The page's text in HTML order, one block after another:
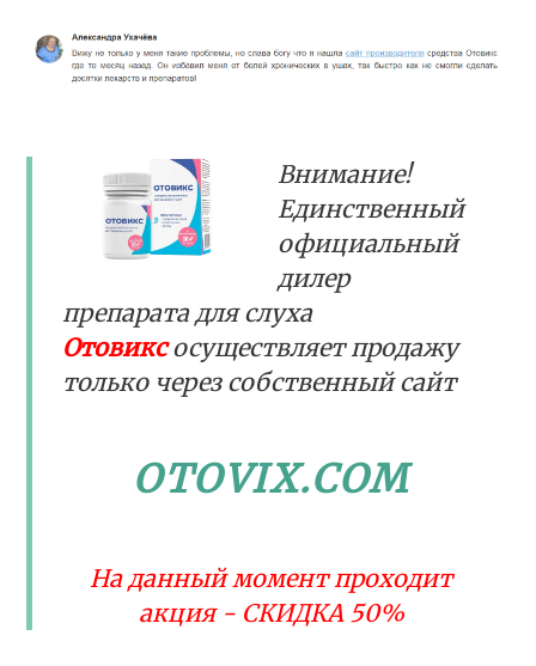
Внимание!
Единственный
официальный
дилер
препарата для слуха
Отовиксосуществляет продажу
толькочерез собственный сайт
OTOVIX.COM
На данный момент проходит
акция - СКИДКА 50%